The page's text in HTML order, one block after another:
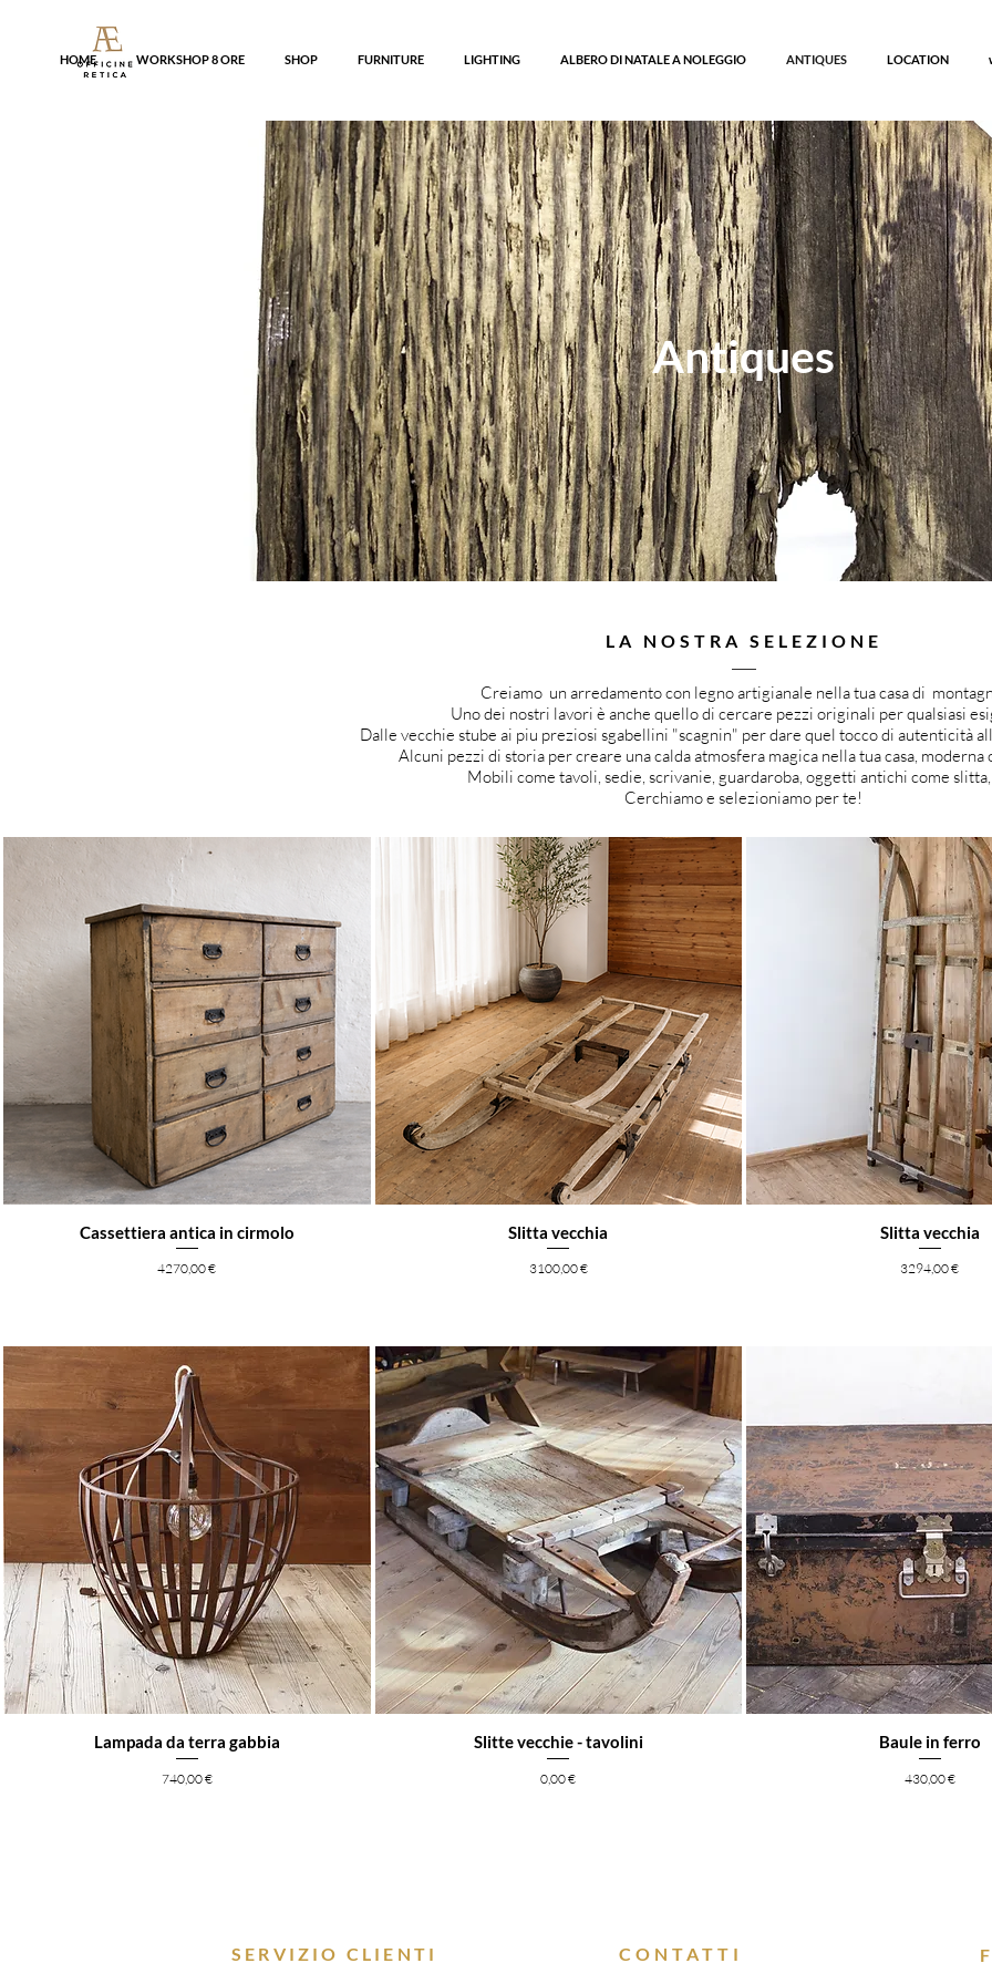
HOME WORKSHOP 8 ORE SHOP FURNITURE LIGHTING ALBERO DI NATALE A NOLEGGIO ANTIQUES LOCATION
Antiques
LA NOSTRA SELEZIONE
Creiamo un arredamento con legno artigianale nella tua casa di
Uno dei nostri lavori è anche quello di cercare pezzi originali per qualsiasi
Dalle vecchie stube ai piu preziosi sgabellini "scagnin" per dare quel tocco di autenticità
Alcuni pezzi di storia per creare una calda atmosfera magica nella tua casa, moderna
Mobili come tavoli, sedie, scrivanie, guardaroba, oggetti antichi come slitta,
Cerchiamo e selezioniamo per te!
Cassettiera antica in cirmolo
Prezzo
4270,00 €
Slitta vecchia
Prezzo
3100,00 €
Slitta vecchia
Prezzo
3294,00 €
Lampada da terra gabbia
Prezzo
740,00 €
Slitte vecchie - tavolini
Prezzo
0,00 €
Baule in ferro
Prezzo
430,00 €
SERVIZIO CLIENTI CONTATTI